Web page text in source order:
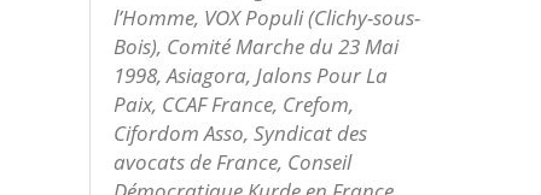
l’Homme, VOX Populi (Clichy-sous-
Bois), Comité Marche du 23 Mai
1998, Asiagora, Jalons Pour La
Paix, CCAF France, Crefom,
Cifordom Asso, Syndicat des
avocats de France, Conseil